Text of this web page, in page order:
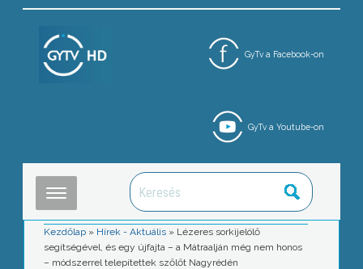
GyTv a Facebook-on
GyTv a Youtube-on
Kezdőlap » Hírek - Aktuális » Lézeres sorkijelölő
segítségével, és egy újfajta – a Mátraalján még nem honos
– módszerrel telepítettek szőlőt Nagyrédén